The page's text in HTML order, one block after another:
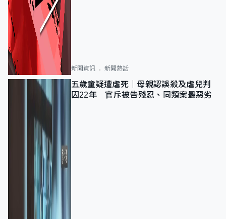
新聞資訊 新聞熱話
五歲童疑遭虐死｜母親認誤殺及虐兒判
囚22年 官斥被告殘忍、同類案最惡劣